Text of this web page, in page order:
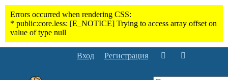
Вход Регистрация